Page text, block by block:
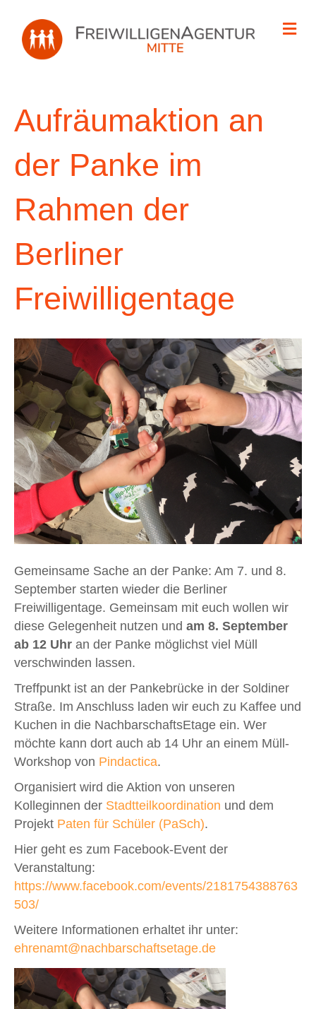
Aufräumaktion an
der Panke im
Rahmen der
Berliner
Freiwilligentage
Gemeinsame Sache an der Panke: Am 7. und 8.
September starten wieder die Berliner
Freiwilligentage. Gemeinsam mit euch wollen wir
diese Gelegenheit nutzen und am 8. September
ab 12 Uhr an der Panke möglichst viel Müll
verschwinden lassen.
Treffpunkt ist an der Pankebrücke in der Soldiner
Straße. Im Anschluss laden wir euch zu Kaffee und
Kuchen in die NachbarschaftsEtage ein. Wer
möchte kann dort auch ab 14 Uhr an einem Müll-
Workshop von Pindactica.
Organisiert wird die Aktion von unseren
Kolleginnen der Stadtteilkoordination und dem
Projekt Paten für Schüler (PaSch).
Hier geht es zum Facebook-Event der
Veranstaltung:
https://www.facebook.com/events/2181754388763
503/
Weitere Informationen erhaltet ihr unter:
ehrenamt@nachbarschaftsetage.de